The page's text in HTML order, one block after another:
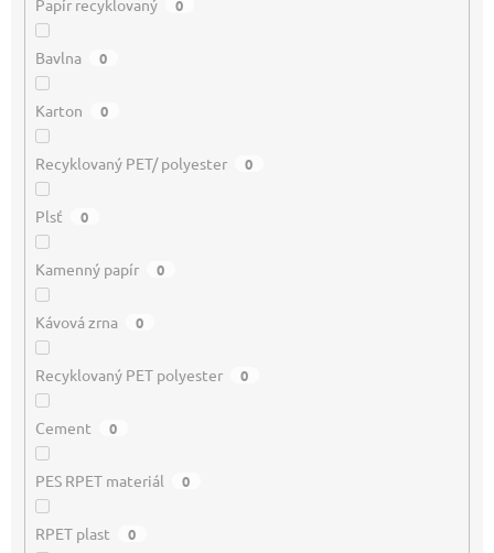
Papír recyklovaný 0
Bavlna 0
Karton 0
Recyklovaný PET/ polyester 0
Plsť 0
Kamenný papír 0
Kávová zrna 0
Recyklovaný PET polyester 0
Cement 0
PES RPET materiál 0
RPET plast 0